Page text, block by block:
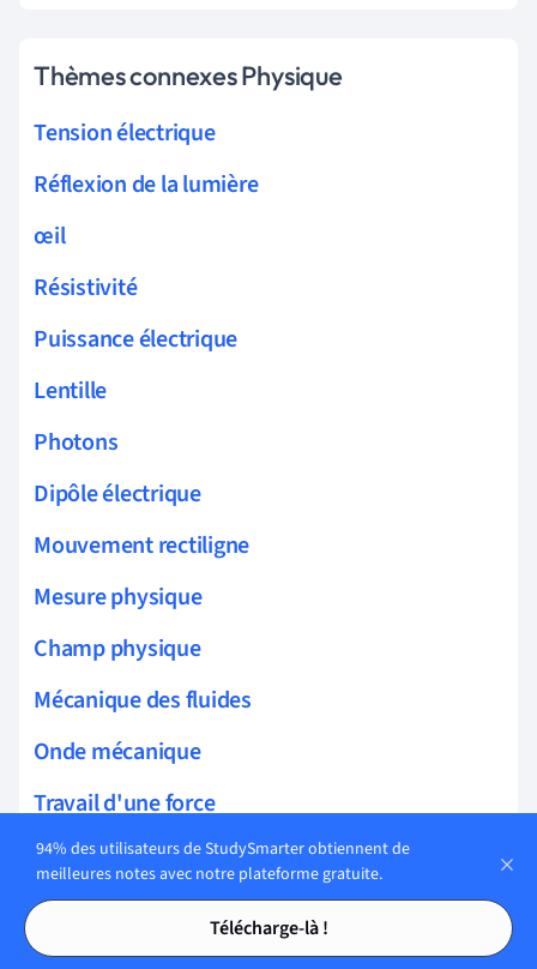
Tables des matières
Tables des matières
Thèmes connexes Physique
Tension électrique
Réflexion de la lumière
œil
Résistivité
Puissance électrique
Lentille
Photons
Dipôle électrique
Mouvement rectiligne
Mesure physique
Champ physique
Mécanique des fluides
Onde mécanique
Travail d'une force
Électrisation
Dynamique
Champ électrique
94% des utilisateurs de StudySmarter obtiennent de
meilleures notes avec notre plateforme gratuite.
Télécharge-là !